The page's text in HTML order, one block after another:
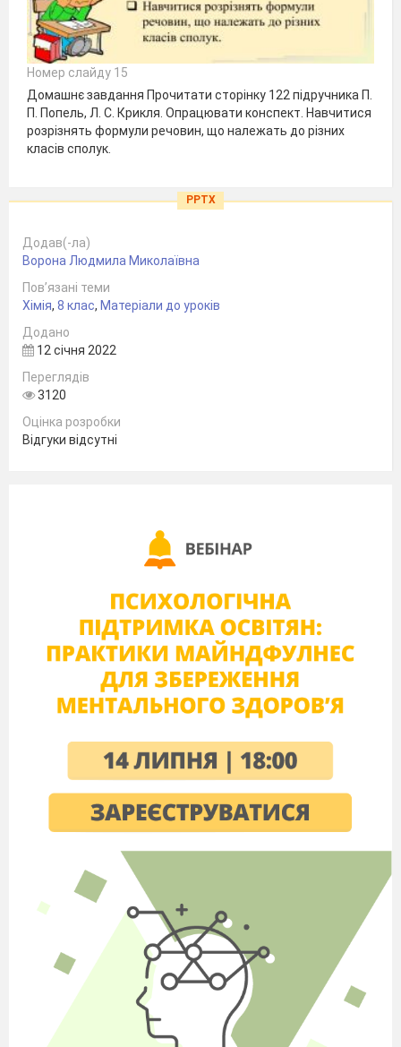
Номер слайду 15
Домашнє завдання Прочитати сторінку 122 підручника П.
П. Попель, Л. С. Крикля. Опрацювати конспект. Навчитися
розрізнять формули речовин, що належать до різних
класів сполук.
PPTX
Додав(-ла)
Ворона Людмила Миколаївна
Пов’язані теми
Хімія, 8 клас, Матеріали до уроків
Додано
12 січня 2022
Переглядів
3120
Оцінка розробки
Відгуки відсутні